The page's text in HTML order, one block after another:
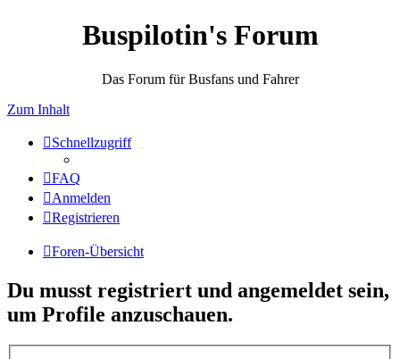
Buspilotin's Forum
Das Forum für Busfans und Fahrer
Zum Inhalt
Schnellzugriff
FAQ
Anmelden
Registrieren
Foren-Übersicht
Du musst registriert und angemeldet sein,
um Profile anzuschauen.